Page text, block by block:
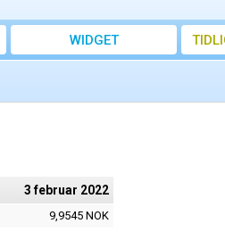
WIDGET
3 februar 2022
9,9545 NOK